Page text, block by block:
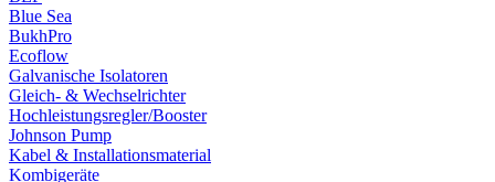
Blue Sea
BukhPro
Ecoflow
Galvanische Isolatoren
Gleich- & Wechselrichter
Hochleistungsregler/Booster
Johnson Pump
Kabel & Installationsmaterial
Kombigeräte